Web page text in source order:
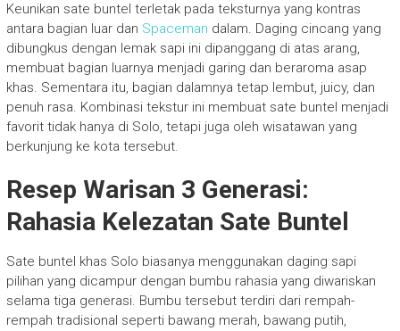
Keunikan sate buntel terletak pada teksturnya yang kontras
antara bagian luar dan Spaceman dalam. Daging cincang yang
dibungkus dengan lemak sapi ini dipanggang di atas arang,
membuat bagian luarnya menjadi garing dan beraroma asap
khas. Sementara itu, bagian dalamnya tetap lembut, juicy, dan
penuh rasa. Kombinasi tekstur ini membuat sate buntel menjadi
favorit tidak hanya di Solo, tetapi juga oleh wisatawan yang
berkunjung ke kota tersebut.
Resep Warisan 3 Generasi:
Rahasia Kelezatan Sate Buntel
Sate buntel khas Solo biasanya menggunakan daging sapi
pilihan yang dicampur dengan bumbu rahasia yang diwariskan
selama tiga generasi. Bumbu tersebut terdiri dari rempah-
rempah tradisional seperti bawang merah, bawang putih,